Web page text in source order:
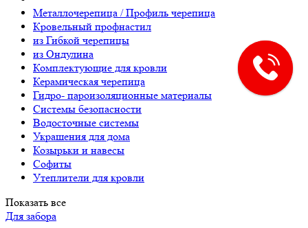
Металлочерепица / Профиль черепица
Кровельный профнастил
из Гибкой черепицы
из Ондулина
Комплектующие для кровли
Керамическая черепица
Гидро- пароизоляционные материалы
Системы безопасности
Водосточные системы
Украшения для дома
Козырьки и навесы
Софиты
Утеплители для кровли
Показать все
Для забора